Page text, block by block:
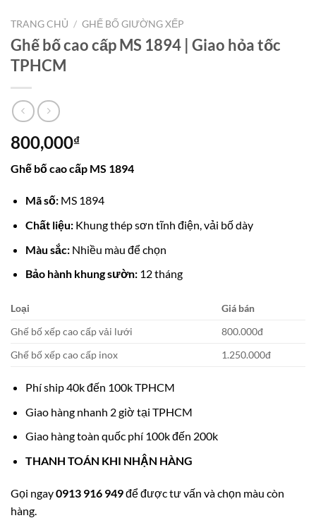
TRANG CHỦ / GHẾ BỐ GIƯỜNG XẾP
Ghế bố cao cấp MS 1894 | Giao hỏa tốc
TPHCM
800,000₫
Ghế bố cao cấp MS 1894
Mã số:MS 1894
Chất liệu:Khung thép sơn tĩnh điện, vải bố dày
Màu sắc:Nhiều màu để chọn
Bảo hành khung sườn:12 tháng
Loại
Giá bán
Ghế bố xếp cao cấp vải lưới
800.000đ
Ghế bố xếp cao cấp inox
1.250.000đ
Phí ship 40k đến 100k TPHCM
Giao hàng nhanh 2 giờ tại TPHCM
Giao hàng toàn quốc phí 100k đến 200k
THANH TOÁN KHI NHẬN HÀNG
Gọi ngay0913 916 949để được tư vấn và chọn màu còn
hàng.